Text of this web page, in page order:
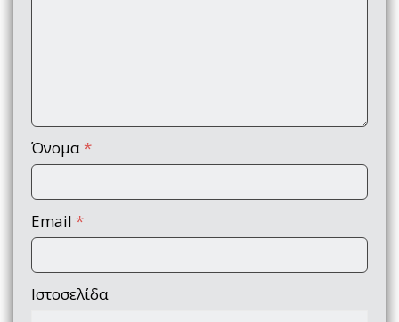
Όνομα *
Email *
Ιστοσελίδα